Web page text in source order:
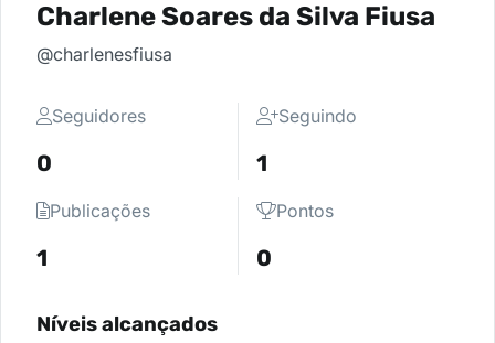
Charlene Soares da Silva Fiusa
@charlenesfiusa
Seguidores
0
Seguindo
1
Publicações
1
Pontos
0
Níveis alcançados